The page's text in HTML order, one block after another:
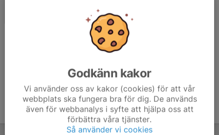
Godkänn kakor
Vi använder oss av kakor (cookies) för att vår
webbplats ska fungera bra för dig. De används
även för webbanalys i syfte att hjälpa oss att
förbättra våra tjänster.
Så använder vi cookies